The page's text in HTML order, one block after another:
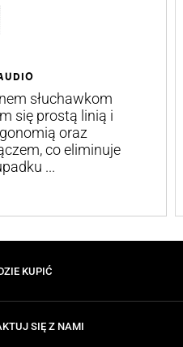
słuchawkom
się prostą linią i
oraz
co eliminuje
...
KUPIĆ
SIĘ Z NAMI